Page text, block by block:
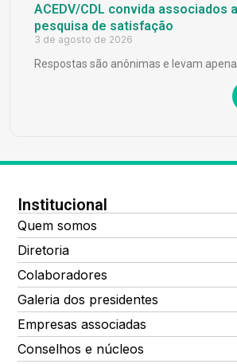
ACEDV/CDL convida associados
pesquisa de satisfação
3 de agosto de 2026
Respostas são anônimas e levam
Institucional
Quem somos
Diretoria
Colaboradores
Galeria dos presidentes
Empresas associadas
Conselhos e núcleos